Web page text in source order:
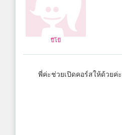
ปีโป้
พี่ค่ะช่วยเปิดคอร์สให้ด้วยค่ะ